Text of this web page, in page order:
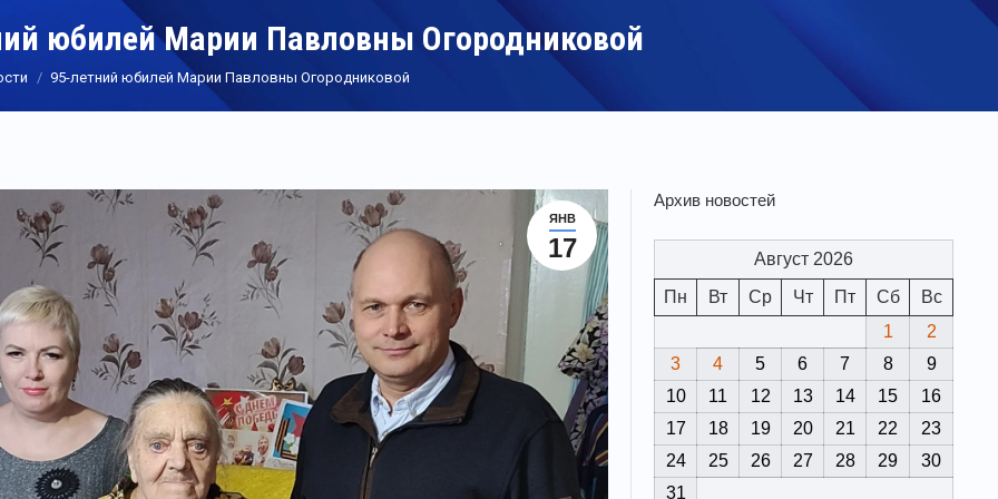
юбилей Марии Павловны Огородниковой
95-летний юбилей Марии Павловны Огородниковой
ЯНВ
17
Архив новостей
Август 2026
Пн
Вт Ср Чт Пт Сб
Вс
1
2
3
4 5 6 7 8
9
10
11 12 13 14 15
16
17
18 19 20 21 22
23
24
25 26 27 28 29
30
31